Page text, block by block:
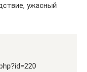
ужасный